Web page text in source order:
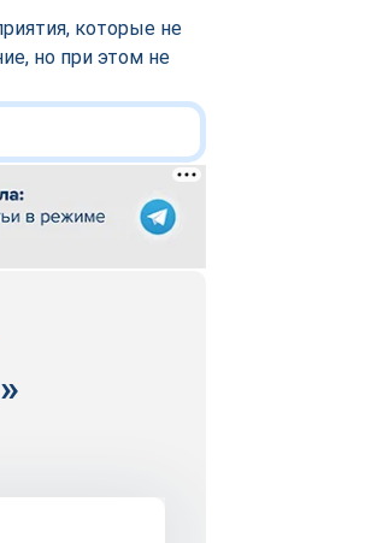
которые не
но при этом не